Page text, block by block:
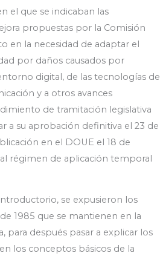
el que se indicaban las
propuestas por la Comisión
en la necesidad de adaptar el
por daños causados por
digital, de las tecnologías de
y a otros avances
de tramitación legislativa
a su aprobación definitiva el 23 de
en el DOUE el 18 de
régimen de aplicación temporal
se expusieron los
1985 que se mantienen en la
para después pasar a explicar los
los conceptos básicos de la